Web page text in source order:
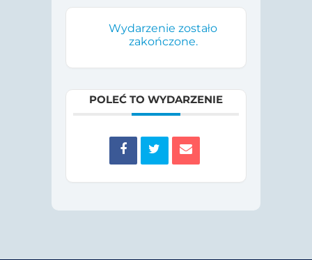
Wydarzenie zostało
zakończone.
POLEĆ TO WYDARZENIE